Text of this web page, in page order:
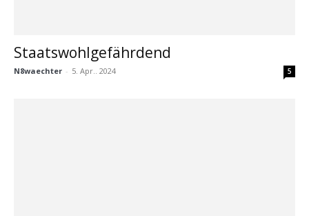
Staatswohlgefährdend
N8waechter - 5. Apr.. 2024 5